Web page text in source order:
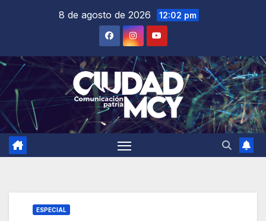
8 de agosto de 2026 12:02 pm
ESPECIAL